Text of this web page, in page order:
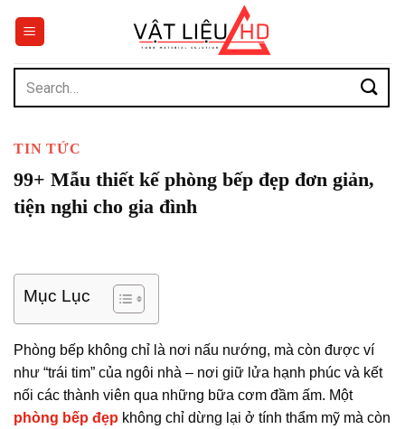
dung
for:
TIN TỨC
99+ Mẫu thiết kế phòng bếp đẹp đơn giản,
tiện nghi cho gia đình
Mục Lục
Phòng bếp không chỉ là nơi nấu nướng, mà còn được ví
như “trái tim” của ngôi nhà – nơi giữ lửa hạnh phúc và kết
nối các thành viên qua những bữa cơm đầm ấm. Một
phòng bếp đẹp không chỉ dừng lại ở tính thẩm mỹ mà còn